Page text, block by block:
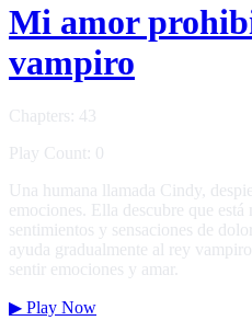
Mi amor
vampiro
Chapters: 43
Play Count: 0
Una humana llamada Cindy,
emociones. Ella descubre que está
sentimientos y sensaciones de
ayuda gradualmente al rey
sentir emociones y amar.
▶ Play Now